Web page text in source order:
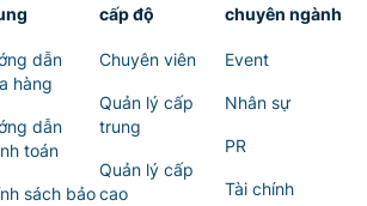
dẫn
hàng
dẫn
toán
sách bảo
cấp độ
Chuyên viên
Quản lý cấp
trung
Quản lý cấp
cao
chuyên ngành
Event
Nhân sự
PR
Tài chính